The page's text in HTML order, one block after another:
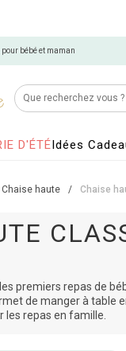
bébé et maman
D'ÉTÉIdées
Chaise haute / Chaise
premiers repas de
de manger à table
les repas en famille.